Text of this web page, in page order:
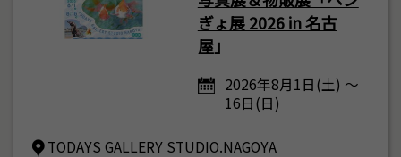
ぎょ展 2026 in 名古
屋」
2026年8月1日(土) ～
16日(日)
TODAYS GALLERY STUDIO.NAGOYA